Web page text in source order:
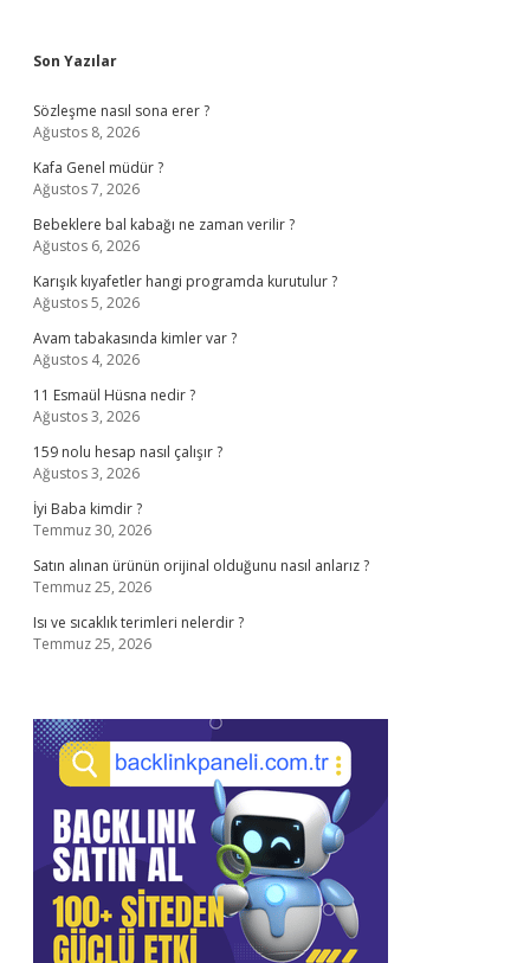
Sidebar
Son Yazılar
Sözleşme nasıl sona erer ?
Ağustos 8, 2026
Kafa Genel müdür ?
Ağustos 7, 2026
Bebeklere bal kabağı ne zaman verilir ?
Ağustos 6, 2026
Karışık kıyafetler hangi programda kurutulur ?
Ağustos 5, 2026
Avam tabakasında kimler var ?
Ağustos 4, 2026
11 Esmaül Hüsna nedir ?
Ağustos 3, 2026
159 nolu hesap nasıl çalışır ?
Ağustos 3, 2026
İyi Baba kimdir ?
Temmuz 30, 2026
Satın alınan ürünün orijinal olduğunu nasıl anlarız ?
Temmuz 25, 2026
Isı ve sıcaklık terimleri nelerdir ?
Temmuz 25, 2026